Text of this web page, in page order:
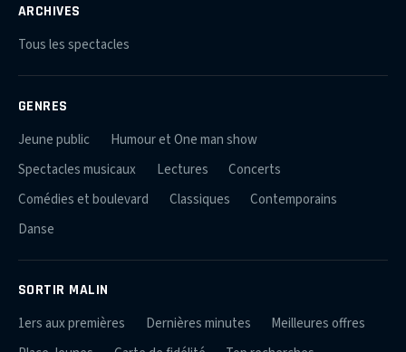
ARCHIVES
Tous les spectacles
GENRES
Jeune public
Humour et One man show
Spectacles musicaux
Lectures
Concerts
Comédies et boulevard
Classiques
Contemporains
Danse
SORTIR MALIN
1ers aux premières Dernières minutes
Meilleures offres